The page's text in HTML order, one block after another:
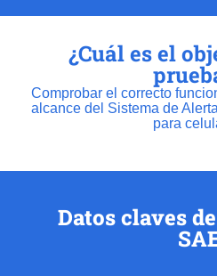
¿Cuál es el
Comprobar el correcto
alcance del Sistema de
para
Datos claves